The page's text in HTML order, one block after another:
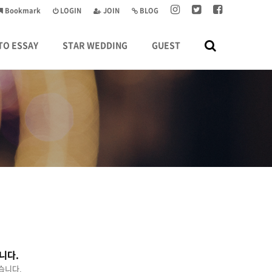
BLOG
JOIN
LOGIN
Bookmark
ESSAY STAR WEDDING GUEST
다.
니다.